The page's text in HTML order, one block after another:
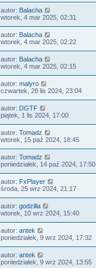
autor: Balacha
wtorek, 4 mar 2025, 02:31
autor: Balacha
wtorek, 4 mar 2025, 02:22
autor: Balacha
wtorek, 4 mar 2025, 02:15
autor: malyro
czwartek, 28 lis 2024, 23:04
autor: DGTF
piątek, 1 lis 2024, 17:00
autor: Tomadz
wtorek, 15 paź 2024, 18:45
autor: Tomadz
poniedziałek, 14 paź 2024, 17:50
autor: FxPlayer
środa, 25 wrz 2024, 21:17
autor: godzilla
wtorek, 10 wrz 2024, 15:40
autor: antek
poniedziałek, 9 wrz 2024, 17:32
autor: antek
poniedziałek, 9 wrz 2024, 13:55